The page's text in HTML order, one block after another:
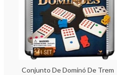
Conjunto De Dominó De Trem